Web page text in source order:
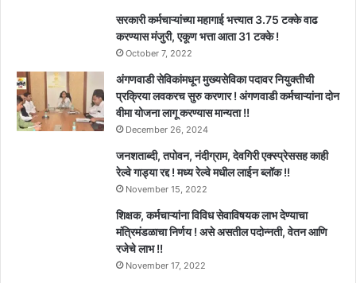
सरकारी कर्मचाऱ्यांच्या महागाई भत्त्यात 3.75 टक्के वाढ
करण्यास मंजुरी, एकूण भत्ता आता 31 टक्के !
October 7, 2022
अंगणवाडी सेविकांमधून मुख्यसेविका पदावर नियुक्तीची
प्रक्रिया लवकरच सुरु करणार ! अंगणवाडी कर्मचाऱ्यांना दोन
वीमा योजना लागू करण्यास मान्यता !!
December 26, 2024
जनशताब्दी, तपोवन, नंदीग्राम, देवगिरी एक्स्प्रेससह काही
रेल्वे गाड्या रद्द ! मध्य रेल्वे मधील लाईन ब्लॉक !!
November 15, 2022
शिक्षक, कर्मचाऱ्यांना विविध सेवाविषयक लाभ देण्याचा
मंत्रिमंडळाचा निर्णय ! असे असतील पदोन्नती, वेतन आणि
रजेचे लाभ !!
November 17, 2022